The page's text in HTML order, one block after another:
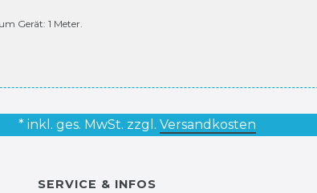
Gerät: 1 Meter.
* inkl. ges. MwSt. zzgl. Versandkosten
SERVICE & INFOS